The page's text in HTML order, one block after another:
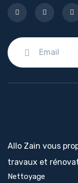
Allo Zain vous
travaux et
Nettoyage